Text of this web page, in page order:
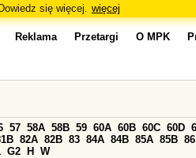
się więcej. więcej
Reklama Przetargi O MPK
57 58A 58B 59 60A 60B 60C 60D
82A 82B 83 84A 84B 85A 85B 86
G2 H W